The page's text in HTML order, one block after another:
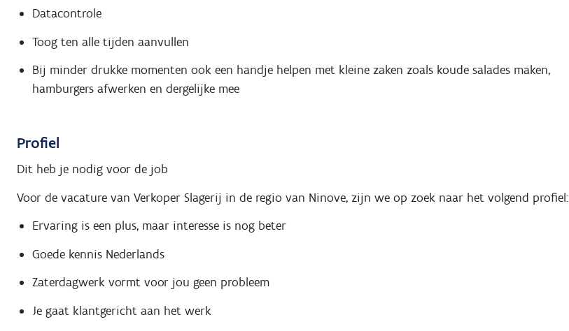
Datacontrole
Toog ten alle tijden aanvullen
Bij minder drukke momenten ook een handje helpen met kleine zaken zoals koude salades maken,
hamburgers afwerken en dergelijke mee
Profiel
Dit heb je nodig voor de job
Voor de vacature van Verkoper Slagerij in de regio van Ninove, zijn we op zoek naar het volgend profiel:
Ervaring is een plus, maar interesse is nog beter
Goede kennis Nederlands
Zaterdagwerk vormt voor jou geen probleem
Je gaat klantgericht aan het werk